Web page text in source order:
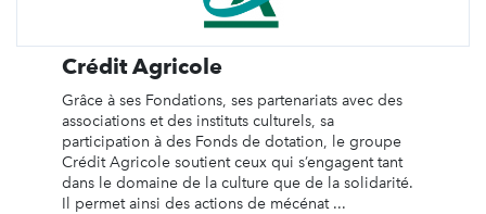
Crédit Agricole
Grâce à ses Fondations, ses partenariats avec des
associations et des instituts culturels, sa
participation à des Fonds de dotation, le groupe
Crédit Agricole soutient ceux qui s’engagent tant
dans le domaine de la culture que de la solidarité.
Il permet ainsi des actions de mécénat ...